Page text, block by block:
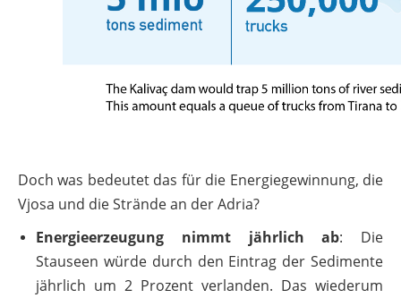
Doch was bedeutet das für die Energiegewinnung, die
Vjosa und die Strände an der Adria?
Energieerzeugung nimmt jährlich ab: Die
Stauseen würde durch den Eintrag der Sedimente
jährlich um 2 Prozent verlanden. Das wiederum